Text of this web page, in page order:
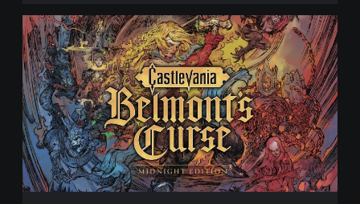
M
i
d
n
i
g
h
t
E
d
i
t